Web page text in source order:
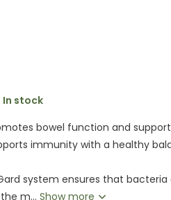
In stock
bowel function and
immunity with a healthy
system ensures that
m...Show more